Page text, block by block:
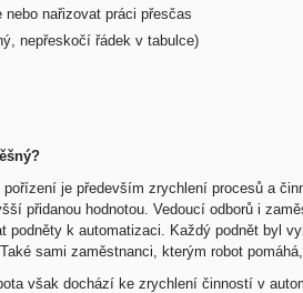
nařizovat práci přesčas
nepřeskočí řádek v tabulce)
je především zrychlení procesů a
přidanou hodnotou. Vedoucí odborů i
k automatizaci. Každý podnět byl
sami zaměstnanci, kterým robot
však dochází ke zrychlení činností v